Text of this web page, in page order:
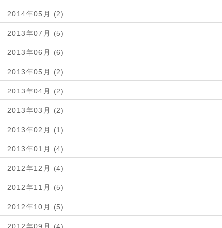
2014年05月 (2)
2013年07月 (5)
2013年06月 (6)
2013年05月 (2)
2013年04月 (2)
2013年03月 (2)
2013年02月 (1)
2013年01月 (4)
2012年12月 (4)
2012年11月 (5)
2012年10月 (5)
2012年09月 (4)